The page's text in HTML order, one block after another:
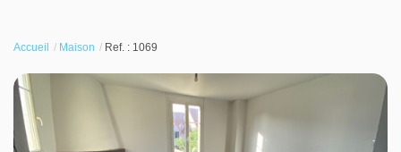
Vendre
Louer
Nos agences
Accueil Maison Ref. : 1069